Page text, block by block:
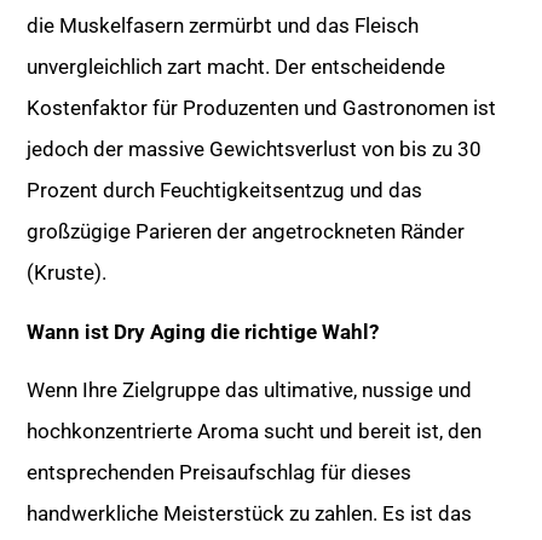
die Muskelfasern zermürbt und das Fleisch
unvergleichlich zart macht. Der entscheidende
Kostenfaktor für Produzenten und Gastronomen ist
jedoch der massive Gewichtsverlust von bis zu 30
Prozent durch Feuchtigkeitsentzug und das
großzügige Parieren der angetrockneten Ränder
(Kruste).
Wann ist Dry Aging die richtige Wahl?
Wenn Ihre Zielgruppe das ultimative, nussige und
hochkonzentrierte Aroma sucht und bereit ist, den
entsprechenden Preisaufschlag für dieses
handwerkliche Meisterstück zu zahlen. Es ist das